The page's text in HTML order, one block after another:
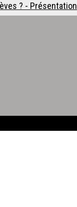
? - Présentation